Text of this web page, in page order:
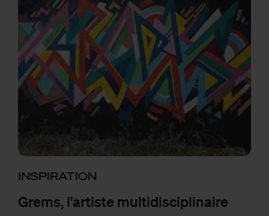
INSPIRATION
Grems, l'artiste multidisciplinaire